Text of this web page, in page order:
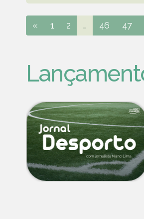
« 1 2 ... 46 47